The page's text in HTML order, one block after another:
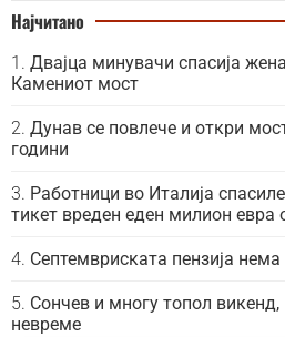
Најчитано
Двајца минувачи спасија
Камениот мост
Дунав се повлече и откри
години
Работници во Италија
тикет вреден еден милион евра
Септемвриската пензија
Сончев и многу топол
невреме